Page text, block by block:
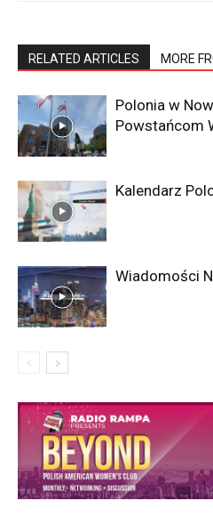
RELATED ARTICLES MORE
Polonia w
Powstańcom
Kalendarz
Wiadomości